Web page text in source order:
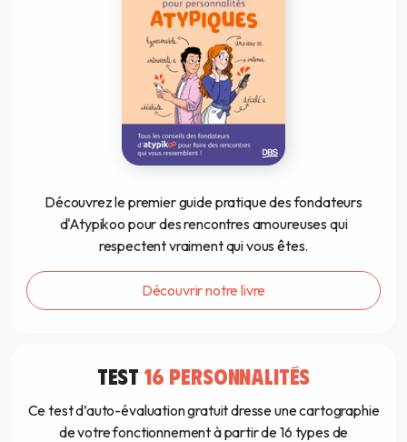
Découvrez le premier guide pratique des fondateurs
d'Atypikoo pour des rencontres amoureuses qui
respectent vraiment qui vous êtes.
Découvrir notre livre
TEST 16 PERSONNALITÉS
Ce test d’auto-évaluation gratuit dresse une cartographie
de votre fonctionnement à partir de 16 types de